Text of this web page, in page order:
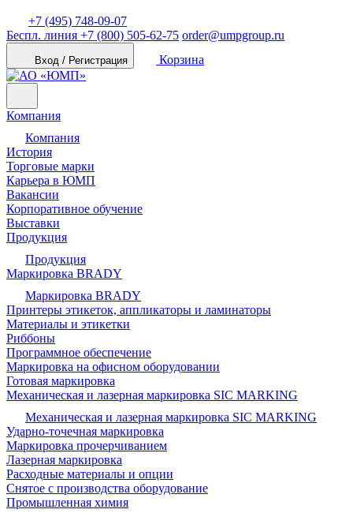
+7 (495) 748-09-07
Беспл. линия +7 (800) 505-62-75 order@umpgroup.ru
Вход / Регистрация Корзина
Компания
Компания
История
Торговые марки
Карьера в ЮМП
Вакансии
Корпоративное обучение
Выставки
Продукция
Продукция
Маркировка BRADY
Маркировка BRADY
Принтеры этикеток, аппликаторы и ламинаторы
Материалы и этикетки
Риббоны
Программное обеспечение
Маркировка на офисном оборудовании
Готовая маркировка
Механическая и лазерная маркировка SIC MARKING
Механическая и лазерная маркировка SIC MARKING
Ударно-точечная маркировка
Маркировка прочерчиванием
Лазерная маркировка
Расходные материалы и опции
Снятое с производства оборудование
Промышленная химия